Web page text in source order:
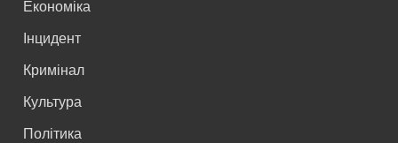
Економіка
Інцидент
Кримінал
Культура
Політика